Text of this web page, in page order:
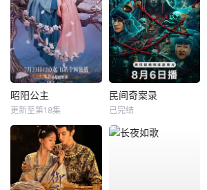
昭阳公主
更新至第18集
民间奇案录
已完结